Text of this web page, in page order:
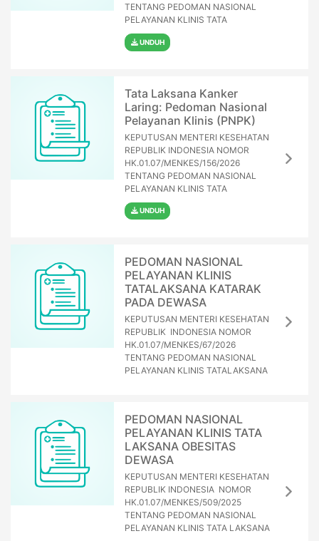
TENTANG PEDOMAN NASIONAL
PELAYANAN KLINIS TATA
UNDUH
Tata Laksana Kanker
Laring: Pedoman Nasional
Pelayanan Klinis (PNPK)
KEPUTUSAN MENTERI KESEHATAN
REPUBLIK INDONESIA NOMOR
HK.01.07/MENKES/156/2026
TENTANG PEDOMAN NASIONAL
PELAYANAN KLINIS TATA
UNDUH
PEDOMAN NASIONAL
PELAYANAN KLINIS
TATALAKSANA KATARAK
PADA DEWASA
KEPUTUSAN MENTERI KESEHATAN
REPUBLIK INDONESIA NOMOR
HK.01.07/MENKES/67/2026
TENTANG PEDOMAN NASIONAL
PELAYANAN KLINIS TATALAKSANA
PEDOMAN NASIONAL
PELAYANAN KLINIS TATA
LAKSANA OBESITAS
DEWASA
KEPUTUSAN MENTERI KESEHATAN
REPUBLIK INDONESIA NOMOR
HK.01.07/MENKES/509/2025
TENTANG PEDOMAN NASIONAL
PELAYANAN KLINIS TATA LAKSANA